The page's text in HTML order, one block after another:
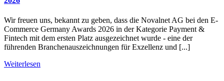
Wir freuen uns, bekannt zu geben, dass die Novalnet AG bei den E-
Commerce Germany Awards 2026 in der Kategorie Payment &
Fintech mit dem ersten Platz ausgezeichnet wurde - eine der
führenden Branchenauszeichnungen für Exzellenz und [...]
Weiterlesen